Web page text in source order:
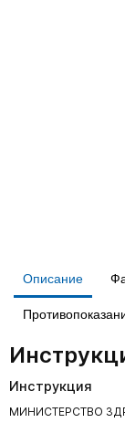
Описание
Инструкция
МИНИСТЕРСТВО